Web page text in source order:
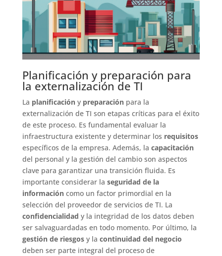
Planificación y preparación para
la externalización de TI
La planificacióny preparaciónpara la
externalización de TI son etapas críticas para el éxito
de este proceso. Es fundamental evaluar la
infraestructura existente y determinar los requisitos
específicos de la empresa. Además, la capacitación
del personal y la gestión del cambio son aspectos
clave para garantizar una transición fluida. Es
importante considerar la seguridad de la
informacióncomo un factor primordial en la
selección del proveedor de servicios de TI. La
confidencialidad y la integridad de los datos deben
ser salvaguardadas en todo momento. Por último, la
gestión de riesgosy la continuidad del negocio
deben ser parte integral del proceso de